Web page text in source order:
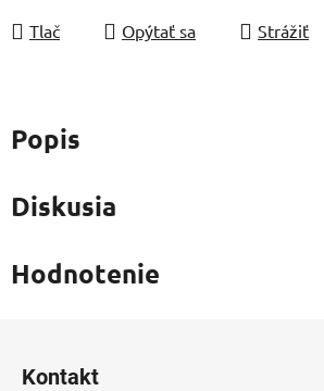
Tlač Opýtať sa Strážiť
Popis
Diskusia
Hodnotenie
Kontakt